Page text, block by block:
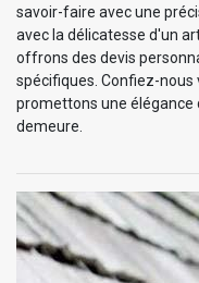
savoir-faire avec une
avec la délicatesse d'un
offrons des devis
spécifiques. Confiez-nous
promettons une élégance
demeure.